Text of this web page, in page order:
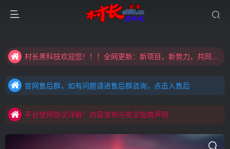
村长黑科技欢迎您！！！全网更新：新项目，新势力，共同发展
村长黑科技欢迎您！！！全网更新：新项目，新势力，共同发展
官网售后群，如有问题请进售后群咨询，点击入售后
平台使用协议详解：内容发布与安全指南声明